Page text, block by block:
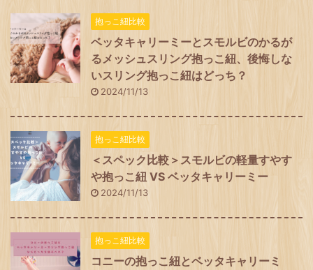
抱っこ紐比較
ベッタキャリーミーとスモルビのかるが
るメッシュスリング抱っこ紐、後悔しな
いスリング抱っこ紐はどっち？
2024/11/13
抱っこ紐比較
＜スペック比較＞スモルビの軽量すやす
や抱っこ紐 VS ベッタキャリーミー
2024/11/13
抱っこ紐比較
コニーの抱っこ紐とベッタキャリーミ